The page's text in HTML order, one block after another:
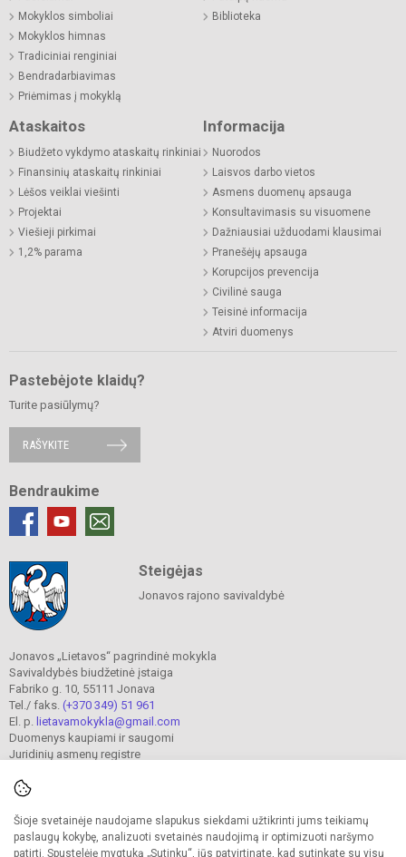
Šioje svetainėje naudojame slapukus siekdami užtikrinti jums teikiamų
paslaugų kokybę, analizuoti svetainės naudojimą ir optimizuoti naršymo
patirtį. Spustelėję mygtuką „Sutinku“, jūs patvirtinate, kad sutinkate su visų
Mokyklos simboliai
Mokyklos himnas
Tradiciniai renginiai
Bendradarbiavimas
Priėmimas į mokyklą
Biblioteka
Ataskaitos
Biudžeto vykdymo ataskaitų rinkiniai
Finansinių ataskaitų rinkiniai
Lėšos veiklai viešinti
Projektai
Viešieji pirkimai
1,2% parama
Informacija
Nuorodos
Laisvos darbo vietos
Asmens duomenų apsauga
Konsultavimasis su visuomene
Dažniausiai užduodami klausimai
Pranešėjų apsauga
Korupcijos prevencija
Civilinė sauga
Teisinė informacija
Atviri duomenys
Pastebėjote klaidų?
Turite pasiūlymų?
RAŠYKITE
Bendraukime
Steigėjas
Jonavos rajono savivaldybė
Jonavos „Lietavos“ pagrindinė mokykla
Savivaldybės biudžetinė įstaiga
Fabriko g. 10, 55111 Jonava
Tel./ faks. (+370 349) 51 961
El. p. lietavamokykla@gmail.com
Duomenys kaupiami ir saugomi
Juridinių asmenų registre
© 2023. Jonavos Lietavos pagrindinė mokykla. Visos teisės saugomos.
Kopijuoti turinį be raštiško įstaigos administracijos sutikimo griežtai draudžiama.